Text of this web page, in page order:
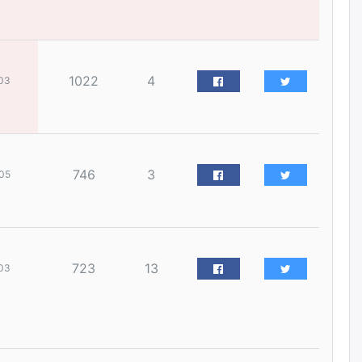
уржигдар
Орон сууц, нийтийн аж ахуй,
авто зам, тохижилт
холбоотой ГОМДОЛ их байгааг
суулгана гэх мэтээр дарамталдаг
1022 4
746 3
723 13